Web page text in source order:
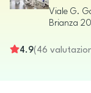
Viale G.
Brianza
4.9( 46